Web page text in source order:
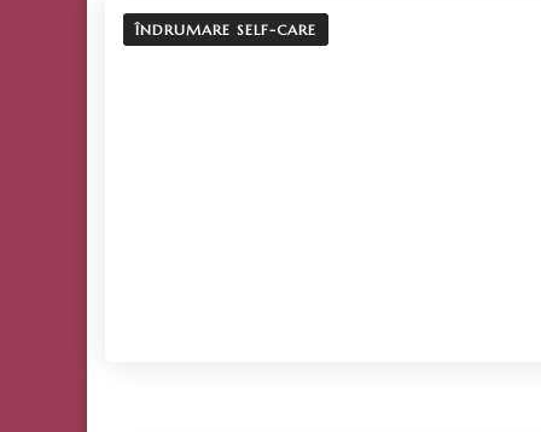
ÎNDRUMARE SELF-CARE